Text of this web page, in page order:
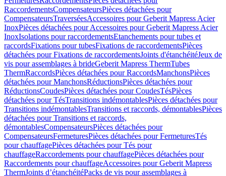
RaccordementsCompensateursPièces détachées pour
CompensateursTraverséesAccessoires pour Geberit Mapress Acier
InoxPièces détachées pour Accessoires pour Geberit Mapress Acier
InoxIsolations pour raccordementsEtanchements pour tubes et
raccordsFixations pour tubesFixations de raccordementsPièces
détachées pour Fixations de raccordementsJoints d'étanchéitéJeux de
vis pour assemblages à brideGeberit Mapress ThermTubes
ThermRaccordsPièces détachées pour RaccordsManchonsPièces
détachées pour ManchonsRéductionsPièces détachées pour
RéductionsCoudesPièces détachées pour CoudesTésPièces
détachées pour TésTransitions indémontablesPièces détachées pour
Transitions indémontablesTransitions et raccords, démontablesPièces
détachées pour Transitions et raccords,
démontablesCompensateursPièces détachées pour
CompensateursFermeturesPièces détachées pour FermeturesTés
pour chauffagePièces détachées pour Tés pour
chauffageRaccordements pour chauffagePièces détachées pour
Raccordements pour chauffageAccessoires pour Geberit Mapress
ThermJoints d’étanchéitéPacks de vis pour assemblages à